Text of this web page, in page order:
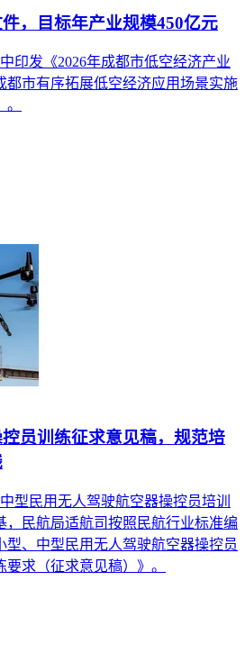
，目标年产业规模450亿元
印发《2026年成都市低空经济产业
都市有序拓展低空经济应用场景实施
员训练征求意见稿，规范培
型民用无人驾驶航空器操控员培训
，民航局适航司按照民航行业标准编
型、中型民用无人驾驶航空器操控员
求（征求意见稿）》。